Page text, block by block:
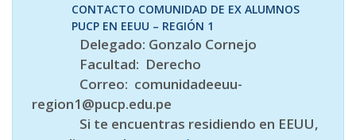
CONTACTO COMUNIDAD DE EX ALUMNOS
PUCP EN EEUU – REGIÓN 1
Delegado: Gonzalo Cornejo
Facultad: Derecho
Correo: comunidadeeuu-
region1@pucp.edu.pe
Si te encuentras residiendo en EEUU,